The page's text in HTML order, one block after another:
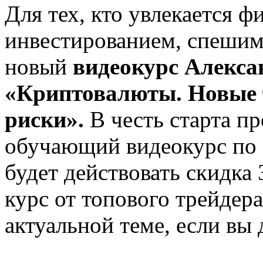
Для тех, кто увлекается
инвестированием,
новый видеокурс
«Криптовалюты. Новые
риски». В честь старта
обучающий видеокурс по
будет действовать
курс от топового
актуальной теме, если вы